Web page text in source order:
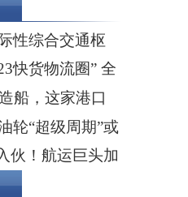
性综合交通枢
市综合交通运输
印发
快货物流圈” 全
交通物流降本提
船，这家港口
轮“超级周期”或
双海峡风险正
伙！航运巨头加